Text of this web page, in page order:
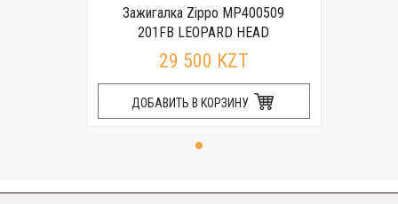
Зажигалка Zippo MP400509
201FB LEOPARD HEAD
29 500 KZT
ДОБАВИТЬ В КОРЗИНУ